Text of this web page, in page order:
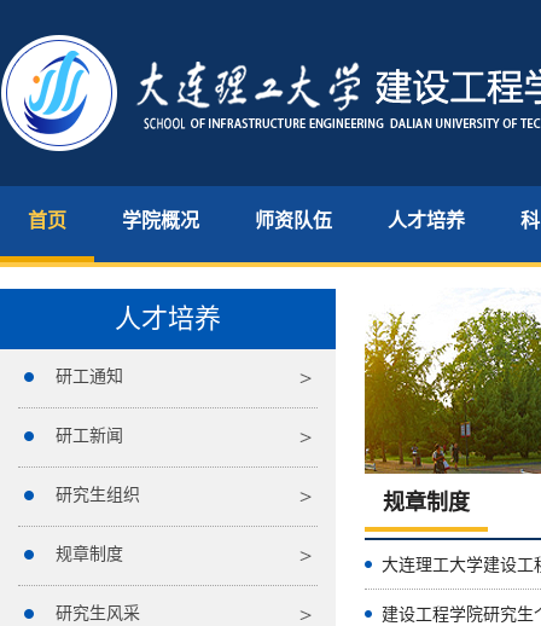
首页 学院概况 师资队伍 人才培养
人才培养
研工通知
研工新闻
研究生组织
规章制度
研究生风采
规章制度
大连理工大学建设工
建设工程学院研究生